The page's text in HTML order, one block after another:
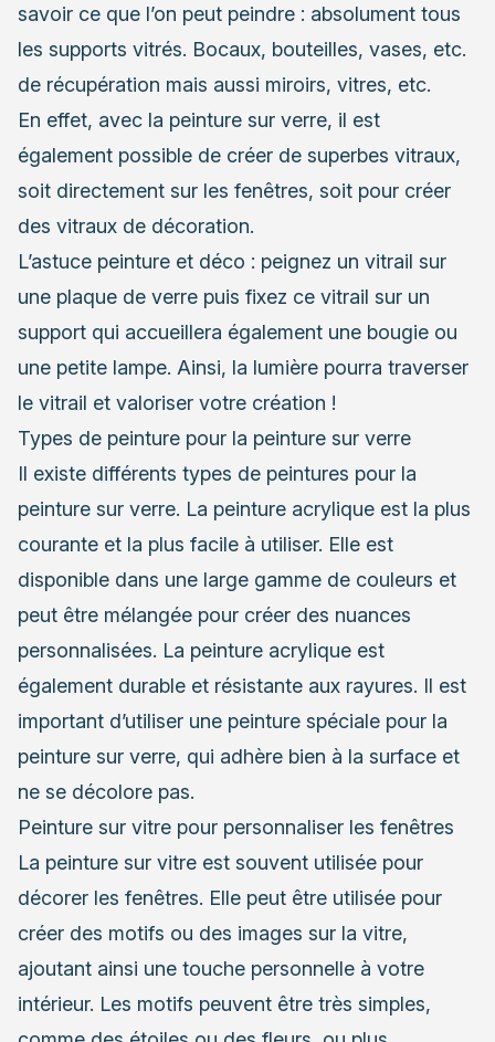
savoir ce que l’on peut peindre : absolument tous
les supports vitrés. Bocaux, bouteilles, vases, etc.
de récupération mais aussi miroirs, vitres, etc.
En effet, avec la peinture sur verre, il est
également possible de créer de superbes vitraux,
soit directement sur les fenêtres, soit pour créer
des vitraux de décoration.
L’astuce peinture et déco : peignez un vitrail sur
une plaque de verre puis fixez ce vitrail sur un
support qui accueillera également une bougie ou
une petite lampe. Ainsi, la lumière pourra traverser
le vitrail et valoriser votre création !
Types de peinture pour la peinture sur verre
Il existe différents types de peintures pour la
peinture sur verre. La peinture acrylique est la plus
courante et la plus facile à utiliser. Elle est
disponible dans une large gamme de couleurs et
peut être mélangée pour créer des nuances
personnalisées. La peinture acrylique est
également durable et résistante aux rayures. Il est
important d’utiliser une peinture spéciale pour la
peinture sur verre, qui adhère bien à la surface et
ne se décolore pas.
Peinture sur vitre pour personnaliser les fenêtres
La peinture sur vitre est souvent utilisée pour
décorer les fenêtres. Elle peut être utilisée pour
créer des motifs ou des images sur la vitre,
ajoutant ainsi une touche personnelle à votre
intérieur. Les motifs peuvent être très simples,